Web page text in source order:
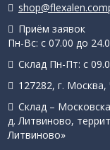
Приём заявок
Пн-Вс: с 07.00 до
Склад Пн-Пт: с
127282, г.
Склад –
д. Литвиново,
Литвиново»